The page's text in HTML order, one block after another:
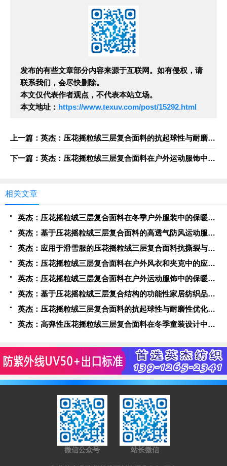
发布的有些文章部分内容来源于互联网。如有侵权，请
联系我们，会尽快删除。
本文仅代表作者观点，不代表本站立场。
本文地址： https://www.texuv.com/post/15292.html
上一篇：英杰：压花摇粒绒三层复合面料的抗起球性与耐磨性优化技术分析
下一篇：英杰：压花摇粒绒三层复合面料在户外运动服饰中的保暖与透气性能研究
相关文章
英杰：压花摇粒绒三层复合面料在冬季户外服装中的保暖性能优化研究
英杰：基于压花摇粒绒三层复合面料的高透气防风运动服饰开发
英杰：应用于滑雪服的压花摇粒绒三层复合面料抗撕裂与耐磨性提升技术
英杰：压花摇粒绒三层复合面料在户外风衣和夹克中的应用与性能
英杰：压花摇粒绒三层复合面料在户外运动服饰中的保暖与透气性能研究
英杰：基于压花摇粒绒三层复合结构的功能性家居纺织品开发与应用
英杰：压花摇粒绒三层复合面料的抗起球性与耐磨性优化技术分析
英杰：高弹性压花摇粒绒三层复合面料在冬季童装设计中的应用实践
微信公众号 站长微信